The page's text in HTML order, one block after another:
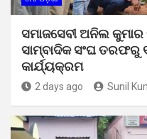
ସମାଜସେବୀ ଅନିଲ
ସାମ୍ବାଦିକ ସଂଘ
କାର୍ଯ୍ୟକ୍ରମ
2 days ago Sunil